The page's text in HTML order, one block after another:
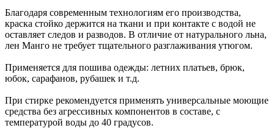
Благодаря современным технологиям его производства,
краска стойко держится на ткани и при контакте с водой не
оставляет следов и разводов. В отличие от натурального льна,
лен Манго не требует тщательного разглаживания утюгом.
Применяется для пошива одежды: летних платьев, брюк,
юбок, сарафанов, рубашек и т.д.
При стирке рекомендуется применять универсальные моющие
средства без агрессивных компонентов в составе, с
температурой воды до 40 градусов.